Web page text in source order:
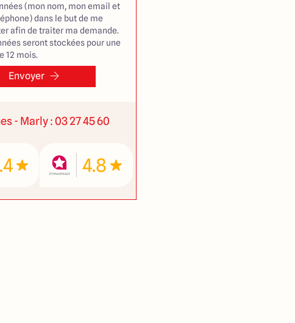
(mon nom, mon email et
dans le but de me
afin de traiter ma demande.
seront stockées pour une
12 mois.
Envoyer
- Marly : 03 27 45 60
4.8